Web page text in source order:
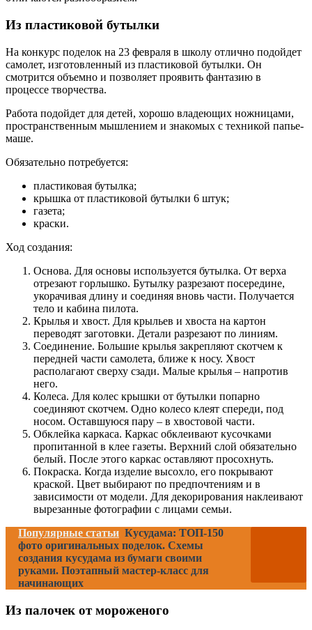
Из пластиковой бутылки
На конкурс поделок на 23 февраля в школу отлично подойдет
самолет, изготовленный из пластиковой бутылки. Он
смотрится объемно и позволяет проявить фантазию в
процессе творчества.
Работа подойдет для детей, хорошо владеющих ножницами,
пространственным мышлением и знакомых с техникой папье-
маше.
Обязательно потребуется:
пластиковая бутылка;
крышка от пластиковой бутылки 6 штук;
газета;
краски.
Ход создания:
Основа. Для основы используется бутылка. От верха
отрезают горлышко. Бутылку разрезают посередине,
укорачивая длину и соединяя вновь части. Получается
тело и кабина пилота.
Крылья и хвост. Для крыльев и хвоста на картон
переводят заготовки. Детали разрезают по линиям.
Соединение. Большие крылья закрепляют скотчем к
передней части самолета, ближе к носу. Хвост
располагают сверху сзади. Малые крылья – напротив
него.
Колеса. Для колес крышки от бутылки попарно
соединяют скотчем. Одно колесо клеят спереди, под
носом. Оставшуюся пару – в хвостовой части.
Обклейка каркаса. Каркас обклеивают кусочками
пропитанной в клее газеты. Верхний слой обязательно
белый. После этого каркас оставляют просохнуть.
Покраска. Когда изделие высохло, его покрывают
краской. Цвет выбирают по предпочтениям и в
зависимости от модели. Для декорирования наклеивают
вырезанные фотографии с лицами семьи.
Популярные статьи Кусудама: ТОП-150
фото оригинальных поделок. Схемы
создания кусудама из бумаги своими
руками. Поэтапный мастер-класс для
начинающих
Из палочек от мороженого